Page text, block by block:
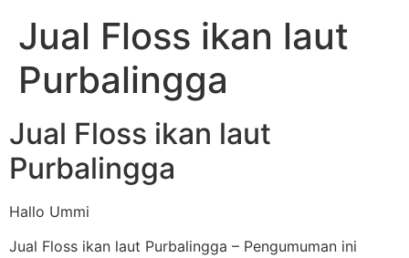
Jual Floss ikan laut
Purbalingga
Jual Floss ikan laut
Purbalingga
Hallo Ummi
Jual Floss ikan laut Purbalingga – Pengumuman ini